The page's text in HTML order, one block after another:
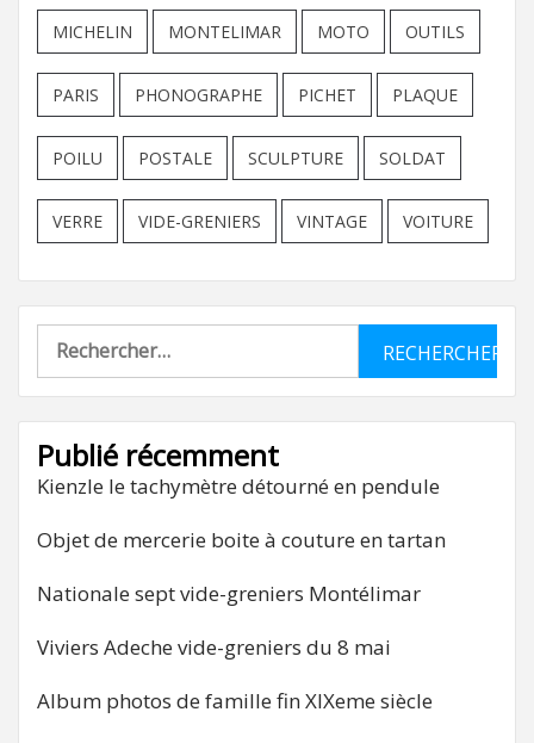
MICHELIN MONTELIMAR MOTO OUTILS
PARIS PHONOGRAPHE PICHET PLAQUE
POILU POSTALE SCULPTURE SOLDAT
VERRE VIDE-GRENIERS VINTAGE VOITURE
Rechercher :
Publié récemment
Kienzle le tachymètre détourné en pendule
Objet de mercerie boite à couture en tartan
Nationale sept vide-greniers Montélimar
Viviers Adeche vide-greniers du 8 mai
Album photos de famille fin XIXeme siècle